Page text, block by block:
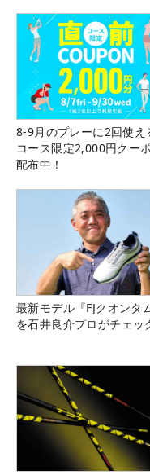
8-9月のプレーに2回使え
コース限定2,000円クー
配布中！
最新モデル『FJクオンタ
を石井良介プロがチェッ